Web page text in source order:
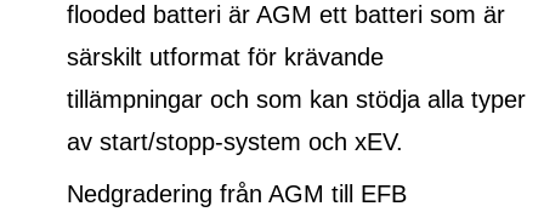
flooded batteri är AGM ett batteri som är
särskilt utformat för krävande
tillämpningar och som kan stödja alla typer
av start/stopp-system och xEV.
Nedgradering från AGM till EFB